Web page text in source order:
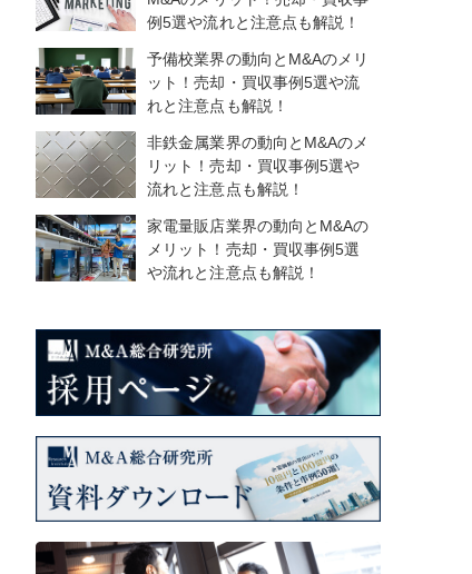
例5選や流れと注意点も解説！
予備校業界の動向とM&Aのメリ
ット！売却・買収事例5選や流
れと注意点も解説！
非鉄金属業界の動向とM&Aのメ
リット！売却・買収事例5選や
流れと注意点も解説！
家電量販店業界の動向とM&Aの
メリット！売却・買収事例5選
や流れと注意点も解説！